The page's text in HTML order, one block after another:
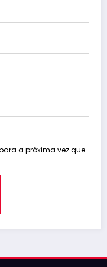
a próxima vez que